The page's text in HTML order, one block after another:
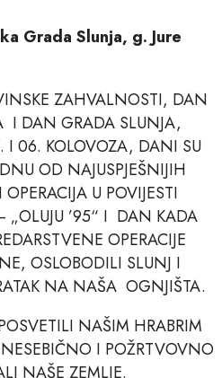
Grada Slunja, g. Jure
ZAHVALNOSTI, DAN
I DAN GRADA SLUNJA,
I 06. KOLOVOZA, DANI SU
OD NAJUSPJEŠNIJIH
U POVIJESTI
„OLUJU ’95“ I DAN KADA
OPERACIJE
OSLOBODILI SLUNJ I
NA NAŠA OGNJIŠTA.
NAŠIM HRABRIM
I POŽRTVOVNO
NAŠE ZEMLJE.